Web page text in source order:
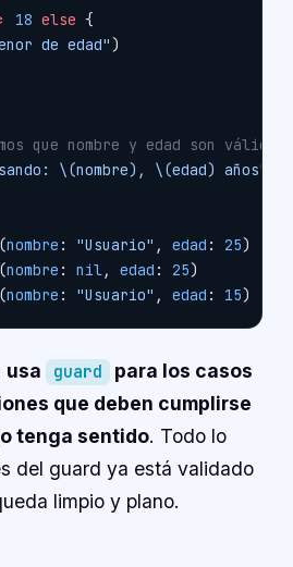
18 else {
de edad")
que nombre y edad son válidos
\(nombre) , \(edad) años"
(nombre : "Usuario" , edad : 25)
(nombre : nil, edad : 25)
(nombre : "Usuario" , edad : 15)
usa guard
para los casos
que deben cumplirse
tenga sentido. Todo lo
del guard ya está validado
limpio y plano.